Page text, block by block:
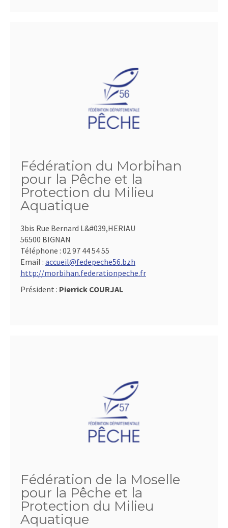
Fédération du Morbihan
pour la Pêche et la
Protection du Milieu
Aquatique
3bis Rue Bernard L&#039,HERIAU
56500 BIGNAN
Téléphone : 02 97 44 54 55
Email : accueil@fedepeche56.bzh
http://morbihan.federationpeche.fr
Président : Pierrick COURJAL
Fédération de la Moselle
pour la Pêche et la
Protection du Milieu
Aquatique